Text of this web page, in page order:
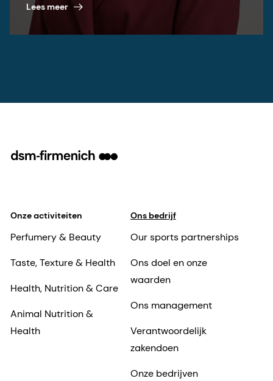
Lees meer
Onze activiteiten
Perfumery & Beauty
Taste, Texture & Health
Health, Nutrition & Care
Animal Nutrition &
Health
Ons bedrijf
Our sports partnerships
Ons doel en onze
waarden
Ons management
Verantwoordelijk
zakendoen
Onze bedrijven